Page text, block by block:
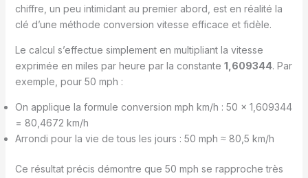
chiffre, un peu intimidant au premier abord, est en réalité la
clé d’une méthode conversion vitesse efficace et fidèle.
Le calcul s’effectue simplement en multipliant la vitesse
exprimée en miles par heure par la constante 1,609344. Par
exemple, pour 50 mph :
On applique la formule conversion mph km/h : 50 x 1,609344
= 80,4672 km/h
Arrondi pour la vie de tous les jours : 50 mph ≈ 80,5 km/h
Ce résultat précis démontre que 50 mph se rapproche très